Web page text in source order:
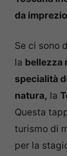
da
Se ci sono
la bellezza
specialità
natura, la
Questa
turismo di
per la